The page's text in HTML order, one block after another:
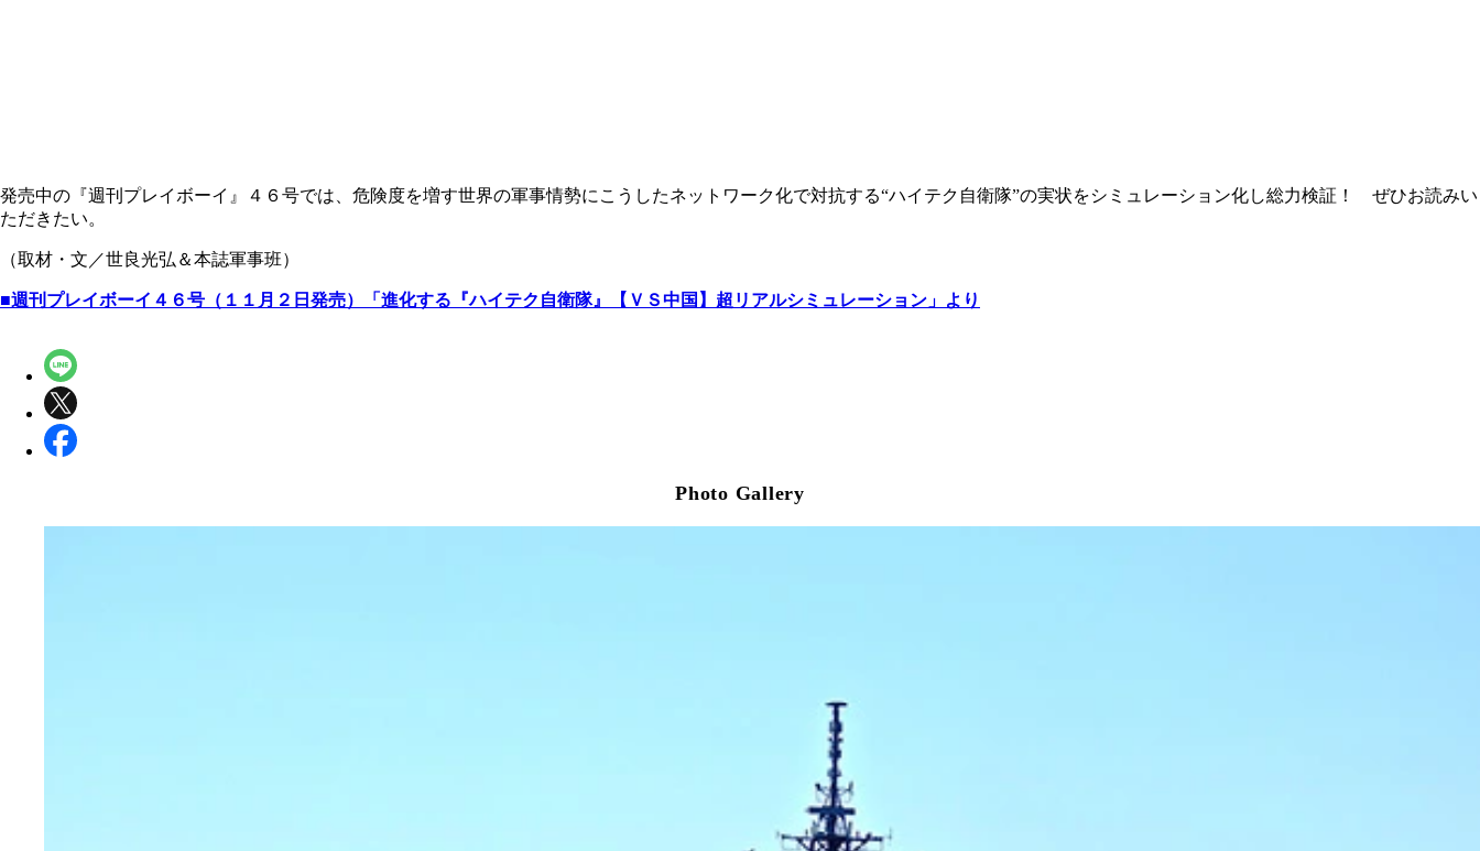
発売中の『週刊プレイボーイ』４６号では、危険度を増す世界の軍事情勢にこうしたネットワーク化で対抗する“ハイテク自衛隊”の実状をシミュレーション化し総力検証！ ぜひお読みい
ただきたい。
（取材・文／世良光弘＆本誌軍事班）
■週刊プレイボーイ４６号（１１月２日発売）「進化する『ハイテク自衛隊』【ＶＳ中国】超リアルシミュレーション」より
Photo Gallery